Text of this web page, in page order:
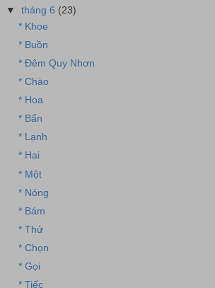
▼tháng 6 (23)
* Khoe
* Buồn
* Đêm Quy Nhơn
* Chào
* Hoa
* Bẩn
* Lạnh
* Hai
* Một
* Nóng
* Bám
* Thử
* Chọn
* Gọi
* Tiếc